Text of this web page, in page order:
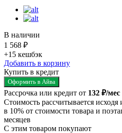
В наличии
1 568 ₽
+15 кешбэк
Добавить в корзину
Купить в кредит
Оформить в Айва
Рассрочка или кредит от 132 ₽/мес
Стоимость рассчитывается исходя
в 10% от стоимости товара и
месяцев
С этим товаром покупают